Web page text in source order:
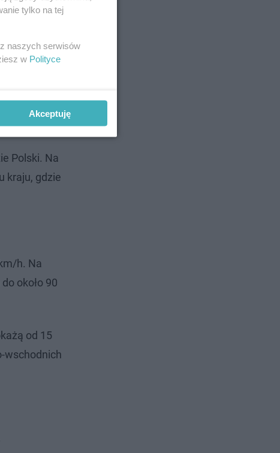
Polski. Na
kraju, gdzie
h. Na
około 90
od 15
wschodnich
tylko na tej
naszych serwisów
w Polityce
Akceptuję